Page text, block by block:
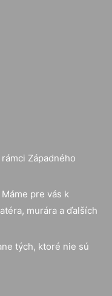
Západného
pre vás k
murára a ďalších
tých, ktoré nie sú